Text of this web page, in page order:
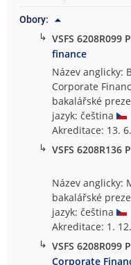
Obory:
↳ VSFS 6208R099
finance
Název anglicky:
Corporate
bakalářské
jazyk: čeština
Akreditace: 13.
↳ VSFS 6208R136
Název anglicky:
bakalářské
jazyk: čeština
Akreditace: 1.
↳ VSFS 6208R099
Corporate